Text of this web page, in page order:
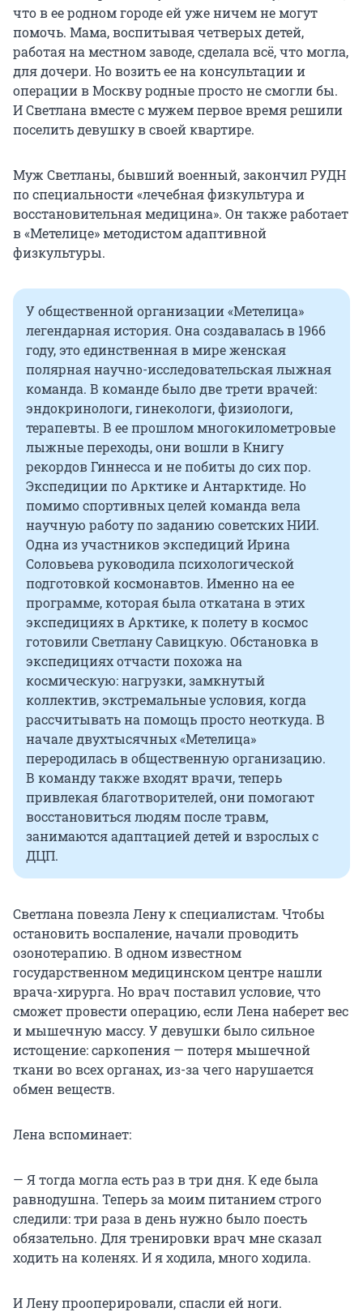
что в ее родном городе ей уже ничем не могут
помочь. Мама, воспитывая четверых детей,
работая на местном заводе, сделала всё, что могла,
для дочери. Но возить ее на консультации и
операции в Москву родные просто не смогли бы.
И Светлана вместе с мужем первое время решили
поселить девушку в своей квартире.
Муж Светланы, бывший военный, закончил РУДН
по специальности «лечебная физкультура и
восстановительная медицина». Он также работает
в «Метелице» методистом адаптивной
физкультуры.
У общественной организации «Метелица»
легендарная история. Она создавалась в 1966
году, это единственная в мире женская
полярная научно-исследовательская лыжная
команда. В команде было две трети врачей:
эндокринологи, гинекологи, физиологи,
терапевты. В ее прошлом многокилометровые
лыжные переходы, они вошли в Книгу
рекордов Гиннесса и не побиты до сих пор.
Экспедиции по Арктике и Антарктиде. Но
помимо спортивных целей команда вела
научную работу по заданию советских НИИ.
Одна из участников экспедиций Ирина
Соловьева руководила психологической
подготовкой космонавтов. Именно на ее
программе, которая была откатана в этих
экспедициях в Арктике, к полету в космос
готовили Светлану Савицкую. Обстановка в
экспедициях отчасти похожа на
космическую: нагрузки, замкнутый
коллектив, экстремальные условия, когда
рассчитывать на помощь просто неоткуда. В
начале двухтысячных «Метелица»
переродилась в общественную организацию.
В команду также входят врачи, теперь
привлекая благотворителей, они помогают
восстановиться людям после травм,
занимаются адаптацией детей и взрослых с
ДЦП.
Светлана повезла Лену к специалистам. Чтобы
остановить воспаление, начали проводить
озонотерапию. В одном известном
государственном медицинском центре нашли
врача-хирурга. Но врач поставил условие, что
сможет провести операцию, если Лена наберет вес
и мышечную массу. У девушки было сильное
истощение: саркопения — потеря мышечной
ткани во всех органах, из-за чего нарушается
обмен веществ.
Лена вспоминает:
— Я тогда могла есть раз в три дня. К еде была
равнодушна. Теперь за моим питанием строго
следили: три раза в день нужно было поесть
обязательно. Для тренировки врач мне сказал
ходить на коленях. И я ходила, много ходила.
И Лену прооперировали, спасли ей ноги.